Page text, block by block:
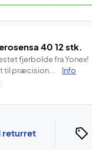
40 12 stk.
fjerbolde fra Yonex!
til præcision...
Info
returret